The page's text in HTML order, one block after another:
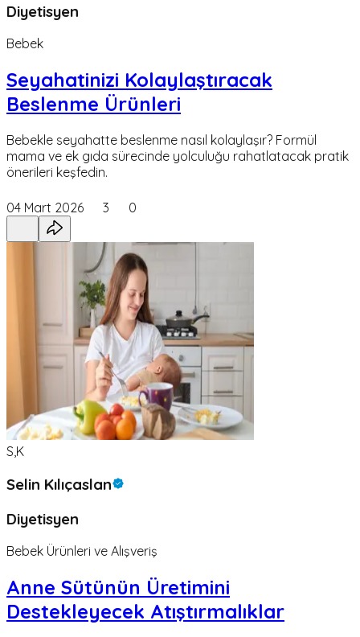
Diyetisyen
Bebek
Seyahatinizi Kolaylaştıracak
Beslenme Ürünleri
Bebekle seyahatte beslenme nasıl kolaylaşır? Formül
mama ve ek gıda sürecinde yolculuğu rahatlatacak pratik
önerileri keşfedin.
04 Mart 2026 3 0
S,K
Selin Kılıçaslan
Diyetisyen
Bebek Ürünleri ve Alışveriş
Anne Sütünün Üretimini
Destekleyecek Atıştırmalıklar